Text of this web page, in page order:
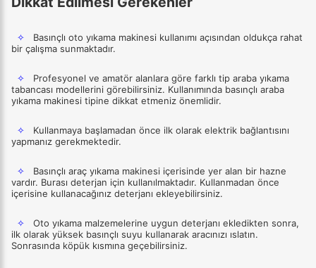
✧ Basınçlı oto yıkama makinesi kullanımı açısından oldukça rahat
bir çalışma sunmaktadır.
✧
Profesyonel ve amatör alanlara göre farklı tip araba yıkama
tabancası modellerini görebilirsiniz. Kullanımında basınçlı araba
yıkama makinesi tipine dikkat etmeniz önemlidir.
✧
Kullanmaya başlamadan önce ilk olarak elektrik bağlantısını
yapmanız gerekmektedir.
✧
Basınçlı araç yıkama makinesi içerisinde yer alan bir hazne
vardır. Burası deterjan için kullanılmaktadır. Kullanmadan önce
içerisine kullanacağınız deterjanı ekleyebilirsiniz.
✧
Oto yıkama malzemelerine uygun deterjanı ekledikten sonra,
ilk olarak yüksek basınçlı suyu kullanarak aracınızı ıslatın.
Sonrasında köpük kısmına geçebilirsiniz.